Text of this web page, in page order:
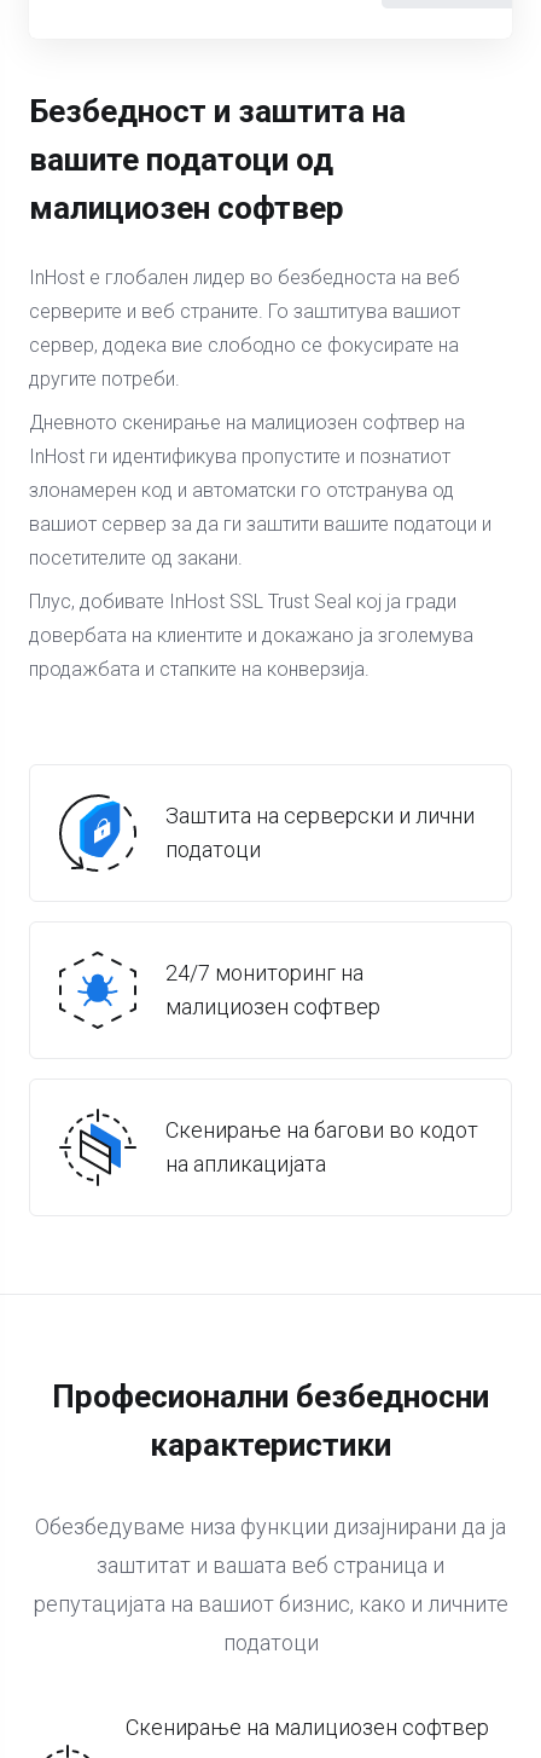
Безбедност и заштита на
вашите податоци од
малициозен софтвер
InHost е глобален лидер во безбедноста на веб
серверите и веб страните. Го заштитува вашиот
сервер, додека вие слободно се фокусирате на
другите потреби.
Дневното скенирање на малициозен софтвер на
InHost ги идентификува пропустите и познатиот
злонамерен код и автоматски го отстранува од
вашиот сервер за да ги заштити вашите податоци и
посетителите од закани.
Плус, добивате InHost SSL Trust Seal кој ја гради
довербата на клиентите и докажано ја зголемува
продажбата и стапките на конверзија.
Заштита на серверски и лични
податоци
24/7 мониторинг на
малициозен софтвер
Скенирање на багови во кодот
на апликацијата
Професионални безбедносни
карактеристики
Обезбедуваме низа функции дизајнирани да ја
заштитат и вашата веб страница и
репутацијата на вашиот бизнис, како и личните
податоци
Скенирање на малициозен софтвер